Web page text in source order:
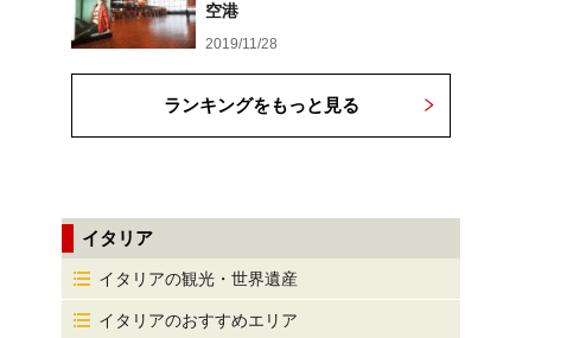
空港
2019/11/28
ランキングをもっと見る
イタリア
イタリアの観光・世界遺産
イタリアのおすすめエリア